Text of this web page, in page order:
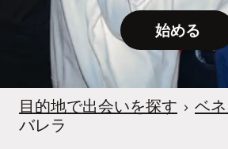
始める
目的地で出会いを探す › ベ
バレラ